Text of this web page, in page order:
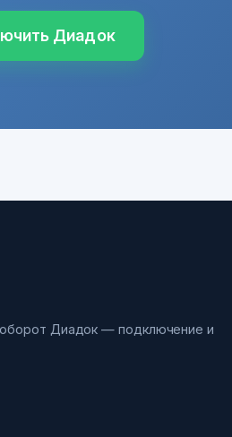
Диадок
Диадок — подключение и